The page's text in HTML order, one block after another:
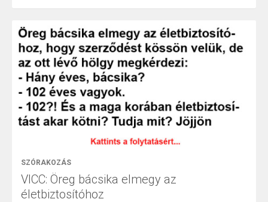
SZÓRAKOZÁS
VICC: Öreg bácsika elmegy az
életbiztosítóhoz